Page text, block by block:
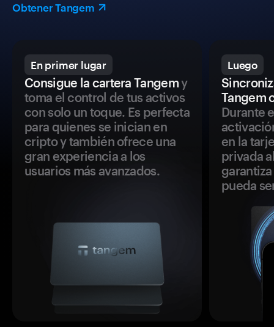
Obtener Tangem
En primer lugar
Consigue la cartera Tangemy
toma el control de tus activos
con solo un toque. Es perfecta
para quienes se inician en
cripto y también ofrece una
gran experiencia a los
usuarios más avanzados.
Luego
Tangem
Durante
en la
privada
pueda